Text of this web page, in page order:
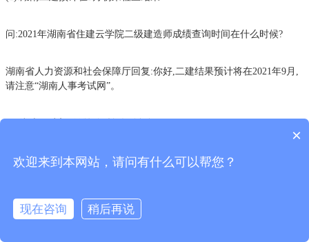
问:2021年湖南省住建云学院二级建造师成绩查询时间在什么时候?
湖南省人力资源和社会保障厅回复:你好,二建结果预计将在2021年9月,
请注意“湖南人事考试网”。
2020年6月9日湖南二建证书已经开始发放,证书,可以得到,也可以选择邮
×
欢迎来到本网站，请问有什么可以帮您？
现在咨询 稍后再说